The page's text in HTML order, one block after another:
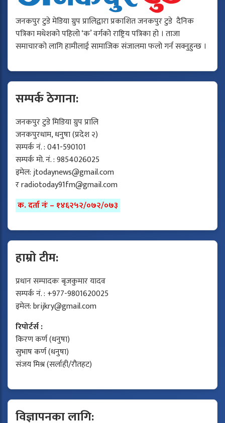
जनकपुर टुडे मेडिया ग्रुप प्रालिद्वारा प्रकाशित जनकपुर टुडे दैनिक
पत्रिका मधेशको पहिलो ‘क’ वर्गको राष्ट्रिय पत्रिका हो । ताजा
समाचारको लागि हामीलाई सामाजिक संजालमा फलो गर्न सक्नुहुन्छ ।
सम्पर्क ठेगाना:
जनकपुर टुडे मिडिया ग्रुप प्रालि
जनकपुरधाम, धनुषा (प्रदेश २)
सम्पर्क नं. : 041-590101
सम्पर्क मो. नं. : 9854026025
इमेल:jtodaynews@gmail.com
रradiotoday91fm@gmail.com
क. दर्ता नंः – १४६२५२/०७२/०७३
हाम्रो टीम:
प्रधान सम्पादकः बृजकुमार यादव
सम्पर्क नं. : +977-9801620025
इमेल:brijkry@gmail.com
रिपोर्टर्स :
किरण कर्ण (धनुषा)
सुभाष कर्ण (धनुषा)
संजय मिश्र (सर्लाही/रौतहट)
विज्ञापनका लागि: